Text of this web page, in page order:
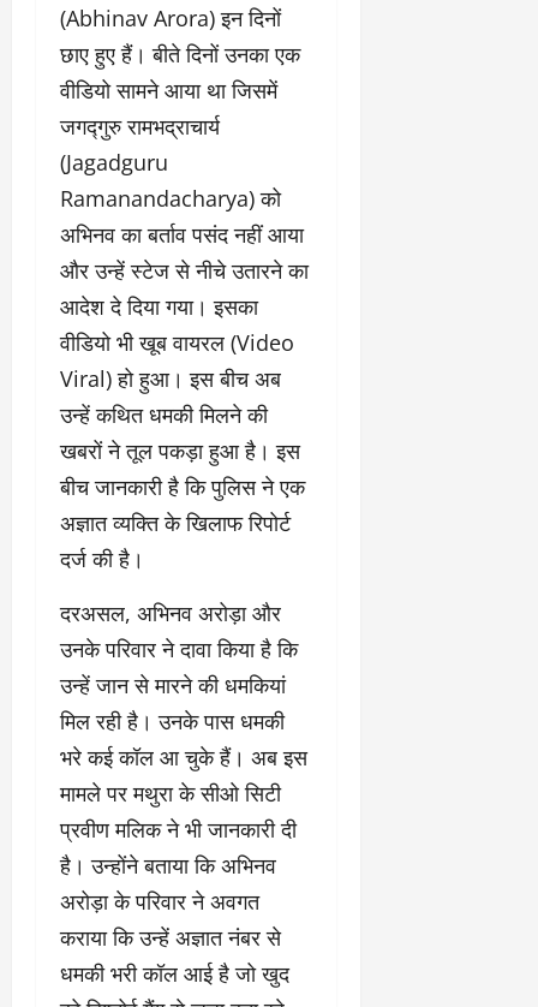
(Abhinav Arora) इन दिनों
छाए हुए हैं। बीते दिनों उनका एक
वीडियो सामने आया था जिसमें
जगद्गुरु रामभद्राचार्य
(Jagadguru
Ramanandacharya) को
अभिनव का बर्ताव पसंद नहीं आया
और उन्हें स्टेज से नीचे उतारने का
आदेश दे दिया गया। इसका
वीडियो भी खूब वायरल (Video
Viral) हो हुआ। इस बीच अब
उन्हें कथित धमकी मिलने की
खबरों ने तूल पकड़ा हुआ है। इस
बीच जानकारी है कि पुलिस ने एक
अज्ञात व्यक्ति के खिलाफ रिपोर्ट
दर्ज की है।
दरअसल, अभिनव अरोड़ा और
उनके परिवार ने दावा किया है कि
उन्हें जान से मारने की धमकियां
मिल रही है। उनके पास धमकी
भरे कई कॉल आ चुके हैं। अब इस
मामले पर मथुरा के सीओ सिटी
प्रवीण मलिक ने भी जानकारी दी
है। उन्होंने बताया कि अभिनव
अरोड़ा के परिवार ने अवगत
कराया कि उन्हें अज्ञात नंबर से
धमकी भरी कॉल आई है जो खुद